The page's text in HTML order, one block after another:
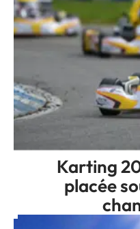
Karting
placée